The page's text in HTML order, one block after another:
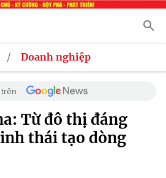
/ Doanh nghiệp
Từ đô thị đáng
thái tạo dòng